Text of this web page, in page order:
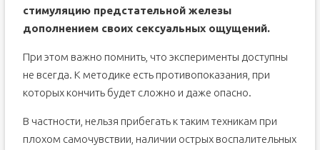
стимуляцию предстательной железы
дополнением своих сексуальных ощущений.
При этом важно помнить, что эксперименты доступны
не всегда. К методике есть противопоказания, при
которых кончить будет сложно и даже опасно.
В частности, нельзя прибегать к таким техникам при
плохом самочувствии, наличии острых воспалительных